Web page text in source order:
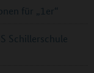
für „1er“
Schillerschule